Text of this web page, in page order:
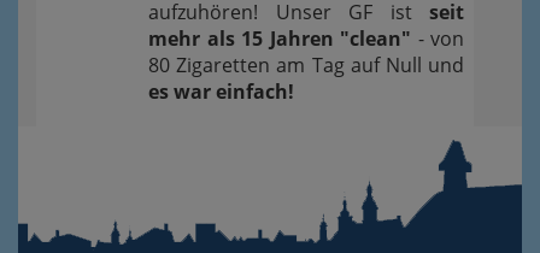
aufzuhören! Unser GF ist seit
mehr als 15 Jahren "clean" - von
80 Zigaretten am Tag auf Null und
es war einfach!